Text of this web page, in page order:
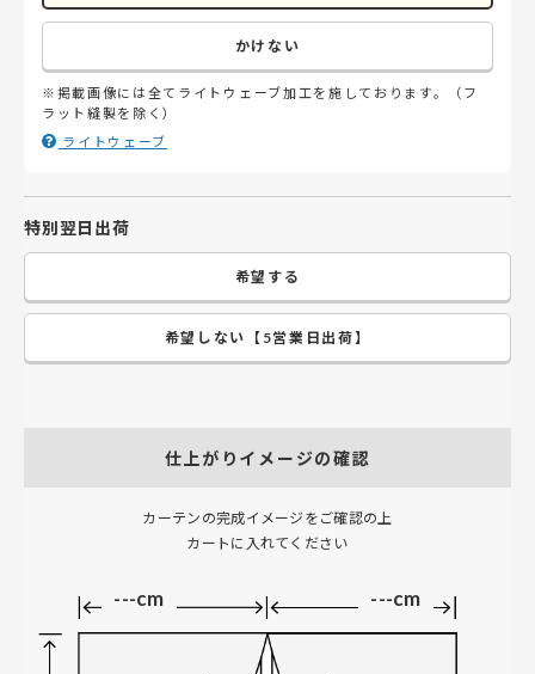
かけない
※掲載画像には全てライトウェーブ加工を施しております。（フ
ラット縫製を除く）
ライトウェーブ
特別翌日出荷
希望する
希望しない【5営業日出荷】
仕上がりイメージの確認
カーテンの完成イメージをご確認の上
カートに入れてください
---cm ---cm